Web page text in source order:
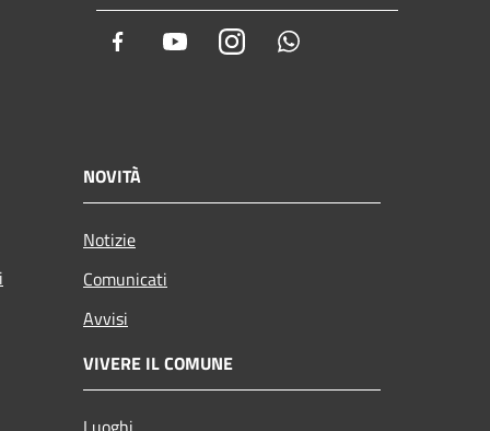
Facebook YoutubeInstagram
NOVITÀ
Notizie
Comunicati
Avvisi
VIVERE IL COMUNE